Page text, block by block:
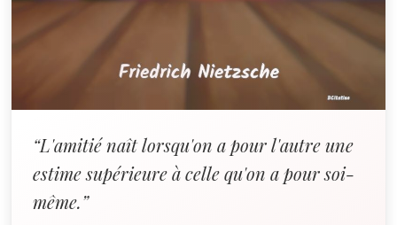
“L'amitié naît lorsqu'on a pour l'autre une
estime supérieure à celle qu'on a pour soi-
même.”